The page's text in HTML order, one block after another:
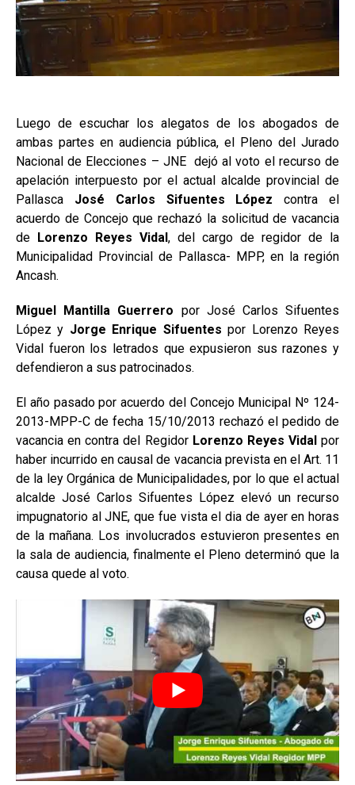
Luego de escuchar los alegatos de los abogados de
ambas partes en audiencia pública, el Pleno del Jurado
Nacional de Elecciones – JNE dejó al voto el recurso de
apelación interpuesto por el actual alcalde provincial de
Pallasca José Carlos Sifuentes López contra el
acuerdo de Concejo que rechazó la solicitud de vacancia
de Lorenzo Reyes Vidal, del cargo de regidor de la
Municipalidad Provincial de Pallasca- MPP, en la región
Ancash.
Miguel Mantilla Guerrero por José Carlos Sifuentes
López y Jorge Enrique Sifuentes por Lorenzo Reyes
Vidal fueron los letrados que expusieron sus razones y
defendieron a sus patrocinados.
El año pasado por acuerdo del Concejo Municipal Nº 124-
2013-MPP-C de fecha 15/10/2013 rechazó el pedido de
vacancia en contra del RegidorLorenzo Reyes Vidalpor
haber incurrido en causal de vacancia prevista en el Art. 11
de la ley Orgánica de Municipalidades, por lo que el actual
alcalde José Carlos Sifuentes López elevó un recurso
impugnatorio al JNE, que fue vista el dia de ayer en horas
de la mañana. Los involucrados estuvieron presentes en
la sala de audiencia, finalmente el Pleno determinó que la
causa quede al voto.